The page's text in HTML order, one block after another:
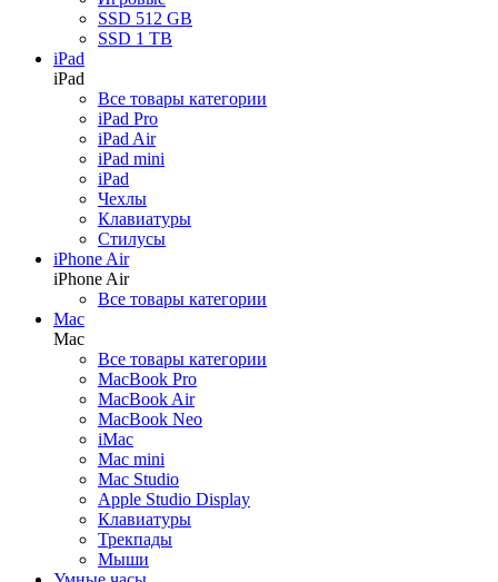
Поисковые трекеры
Моноподы и стабилизаторы
Для дома
Накопители
Кабели и переходники
Прочее
Эхолоты
Беспроводные зарядки
Кронштейны
Гаджеты
Назад
Гаджеты
Все товары категории
Квадрокоптеры
Аксессуары для квадрокоптеров
AirTag
Apple Vision Pro
Электросамокаты
Экшн-камеры
Умные очки
Умные кольца
SSD 512 GB
SSD 1 TB
iPad
iPad
Все товары категории
iPad Pro
iPad Air
iPad mini
iPad
Чехлы
Клавиатуры
Стилусы
iPhone Air
iPhone Air
Все товары категории
Mac
Mac
Все товары категории
MacBook Pro
MacBook Air
MacBook Neo
iMac
Mac mini
Mac Studio
Apple Studio Display
Клавиатуры
Трекпады
Мыши